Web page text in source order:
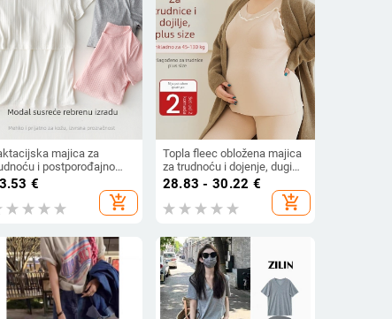
majica za
i postporođajno
– kratki rukav,
90–95%, ležerni
top za dojenje,
gustoća, pogodno
€
add_shopping_cart
Topla fleec obložena majica
za trudnoću i dojenje, dugi
rukavi, okrugli izrez, velika
28.83 - 30.22 €
add_shopping_cart